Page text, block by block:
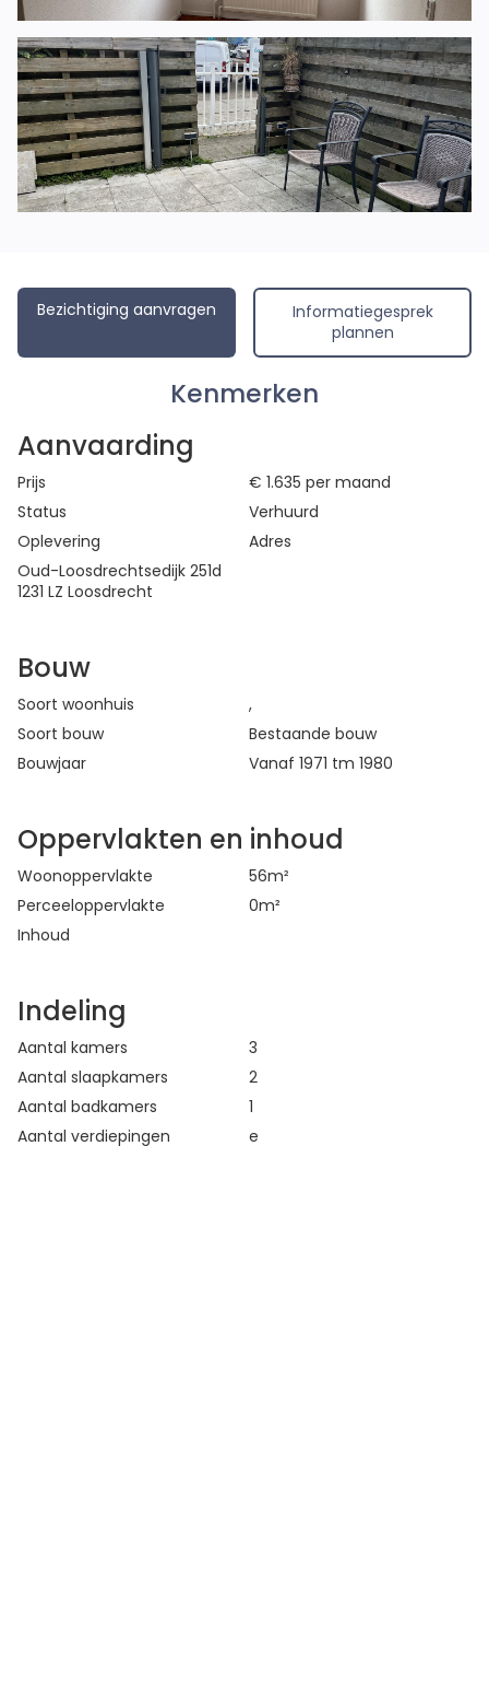
Bezichtiging aanvragen
Informatiegesprek
plannen
Kenmerken
Aanvaarding
Prijs € 1.635 per maand
Status
Verhuurd
Oplevering
Adres
Oud-Loosdrechtsedijk 251d
1231 LZ Loosdrecht
Bouw
Soort woonhuis
,
Soort bouw
Bestaande bouw
Bouwjaar
Vanaf 1971 tm 1980
Oppervlakten en inhoud
Woonoppervlakte 56m²
Perceeloppervlakte
0m²
Inhoud
Indeling
Aantal kamers
3
Aantal slaapkamers
2
Aantal badkamers
1
Aantal verdiepingen
e